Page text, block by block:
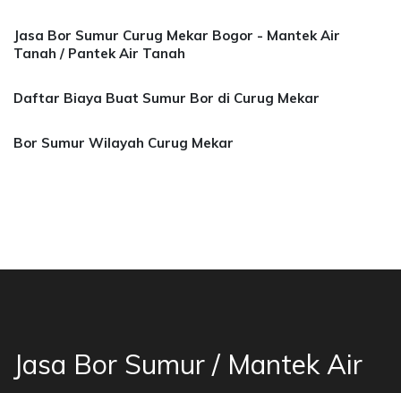
Jasa Bor Sumur Curug Mekar Bogor - Mantek Air
Tanah / Pantek Air Tanah
Daftar Biaya Buat Sumur Bor di Curug Mekar
Bor Sumur Wilayah Curug Mekar
Jasa Bor Sumur / Mantek Air